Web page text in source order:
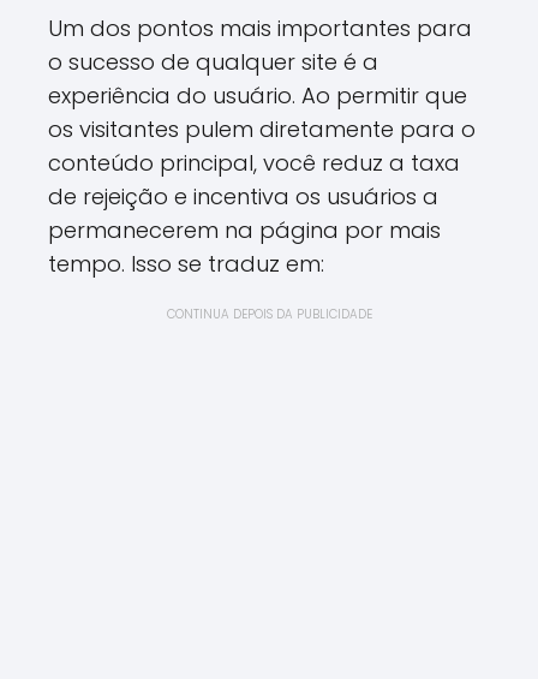
Um dos pontos mais importantes para
o sucesso de qualquer site é a
experiência do usuário. Ao permitir que
os visitantes pulem diretamente para o
conteúdo principal, você reduz a taxa
de rejeição e incentiva os usuários a
permanecerem na página por mais
tempo. Isso se traduz em:
CONTINUA DEPOIS DA PUBLICIDADE